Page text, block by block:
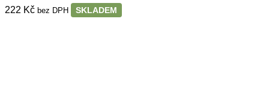
222 Kč bez DPH SKLADEM